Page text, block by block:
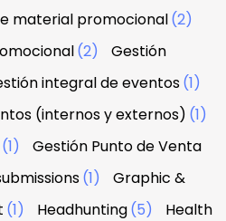
material promocional(2)
(2)
Gestión
integral de eventos(1)
(internos y externos) (1)
(1)
Gestión Punto de Venta
(1)
Graphic &
(1) Headhunting(5)
Health